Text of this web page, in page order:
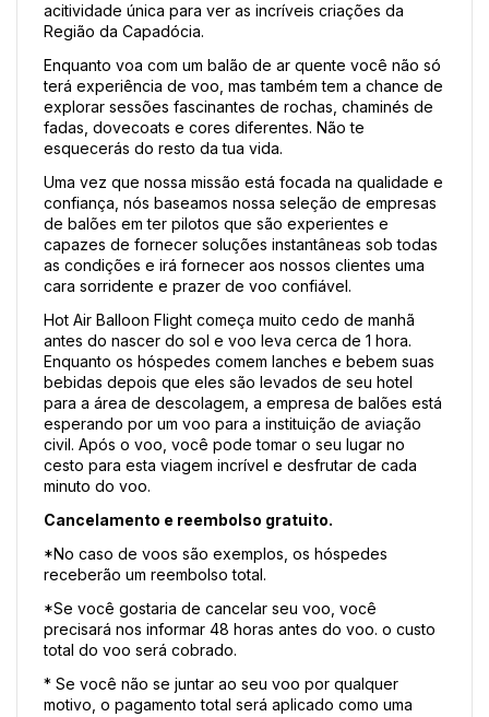
acitividade única para ver as incríveis criações da
Região da Capadócia.
Enquanto voa com um balão de ar quente você não só
terá experiência de voo, mas também tem a chance de
explorar sessões fascinantes de rochas, chaminés de
fadas, dovecoats e cores diferentes. Não te
esquecerás do resto da tua vida.
Uma vez que nossa missão está focada na qualidade e
confiança, nós baseamos nossa seleção de empresas
de balões em ter pilotos que são experientes e
capazes de fornecer soluções instantâneas sob todas
as condições e irá fornecer aos nossos clientes uma
cara sorridente e prazer de voo confiável.
Hot Air Balloon Flight começa muito cedo de manhã
antes do nascer do sol e voo leva cerca de 1 hora.
Enquanto os hóspedes comem lanches e bebem suas
bebidas depois que eles são levados de seu hotel
para a área de descolagem, a empresa de balões está
esperando por um voo para a instituição de aviação
civil. Após o voo, você pode tomar o seu lugar no
cesto para esta viagem incrível e desfrutar de cada
minuto do voo.
Cancelamento e reembolso gratuito.
*No caso de voos são exemplos, os hóspedes
receberão um reembolso total.
*Se você gostaria de cancelar seu voo, você
precisará nos informar 48 horas antes do voo. o custo
total do voo será cobrado.
* Se você não se juntar ao seu voo por qualquer
motivo, o pagamento total será aplicado como uma